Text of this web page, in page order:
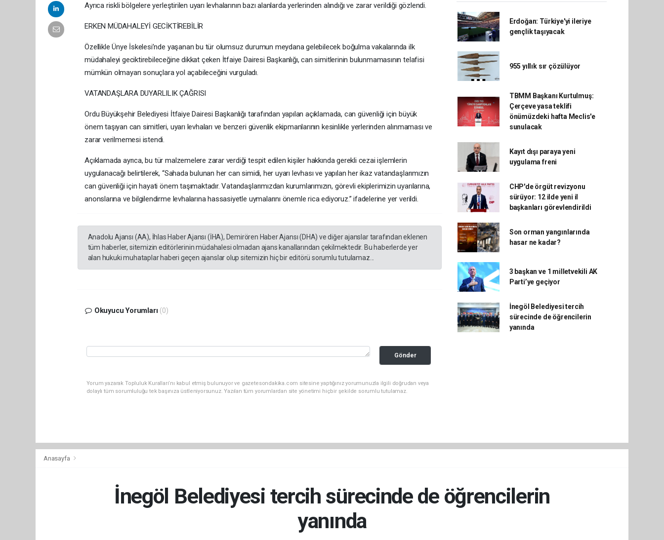
Ayrıca riskli bölgelere yerleştirilen uyarı levhalarının bazı alanlarda yerlerinden alındığı ve zarar verildiği gözlendi.
ERKEN MÜDAHALEYİ GECİKTİREBİLİR
Özellikle Ünye İskelesi’nde yaşanan bu tür olumsuz durumun meydana gelebilecek boğulma vakalarında ilk
müdahaleyi geciktirebileceğine dikkat çeken İtfaiye Dairesi Başkanlığı, can simitlerinin bulunmamasının telafisi
mümkün olmayan sonuçlara yol açabileceğini vurguladı.
VATANDAŞLARA DUYARLILIK ÇAĞRISI
Ordu Büyükşehir Belediyesi İtfaiye Dairesi Başkanlığı tarafından yapılan açıklamada, can güvenliği için büyük
önem taşıyan can simitleri, uyarı levhaları ve benzeri güvenlik ekipmanlarının kesinlikle yerlerinden alınmaması ve
zarar verilmemesi istendi.
Açıklamada ayrıca, bu tür malzemelere zarar verdiği tespit edilen kişiler hakkında gerekli cezai işlemlerin
uygulanacağı belirtilerek, “Sahada bulunan her can simidi, her uyarı levhası ve yapılan her ikaz vatandaşlarımızın
can güvenliği için hayati önem taşımaktadır. Vatandaşlarımızdan kurumlarımızın, görevli ekiplerimizin uyarılarına,
anonslarına ve bilgilendirme levhalarına hassasiyetle uymalarını önemle rica ediyoruz.” ifadelerine yer verildi.
Anadolu Ajansı (AA), İhlas Haber Ajansı (İHA), Demirören Haber Ajansı (DHA) ve diğer ajanslar tarafından eklenen
tüm haberler, sitemizin editörlerinin müdahalesi olmadan ajans kanallarından çekilmektedir. Bu haberlerde yer
alan hukuki muhataplar haberi geçen ajanslar olup sitemizin hiç bir editörü sorumlu tutulamaz...
Okuyucu Yorumları (0)
Gönder
Yorum yazarak Topluluk Kuralları’nı kabul etmiş bulunuyor ve gazetesondakika.com sitesine yaptığınız yorumunuzla ilgili doğrudan veya
dolaylı tüm sorumluluğu tek başınıza üstleniyorsunuz. Yazılan tüm yorumlardan site yönetimi hiçbir şekilde sorumlu tutulamaz.
Erdoğan: Türkiye'yi ileriye
gençlik taşıyacak
955 yıllık sır çözülüyor
TBMM Başkanı Kurtulmuş:
Çerçeve yasa teklifi
önümüzdeki hafta Meclis'e
sunulacak
Kayıt dışı paraya yeni
uygulama freni
CHP'de örgüt revizyonu
sürüyor: 12 ilde yeni il
başkanları görevlendirildi
Son orman yangınlarında
hasar ne kadar?
3 başkan ve 1 milletvekili AK
Parti’ye geçiyor
İnegöl Belediyesi tercih
sürecinde de öğrencilerin
yanında
Anasayfa
İnegöl Belediyesi tercih sürecinde de öğrencilerin
yanında